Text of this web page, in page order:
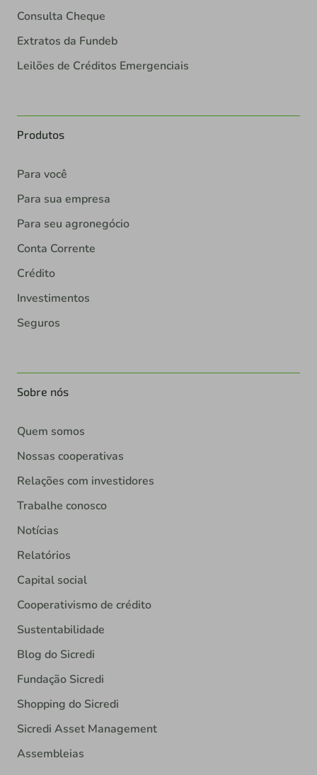
Consulta Cheque
Extratos da Fundeb
Leilões de Créditos Emergenciais
Produtos
Para você
Para sua empresa
Para seu agronegócio
Conta Corrente
Crédito
Investimentos
Seguros
Sobre nós
Quem somos
Nossas cooperativas
Relações com investidores
Trabalhe conosco
Notícias
Relatórios
Capital social
Cooperativismo de crédito
Sustentabilidade
Blog do Sicredi
Fundação Sicredi
Shopping do Sicredi
Sicredi Asset Management
Assembleias